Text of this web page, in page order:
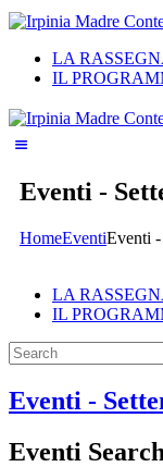
LA
IL
Eventi -
HomeEventiEventi -
LA
IL
Eventi -
Eventi